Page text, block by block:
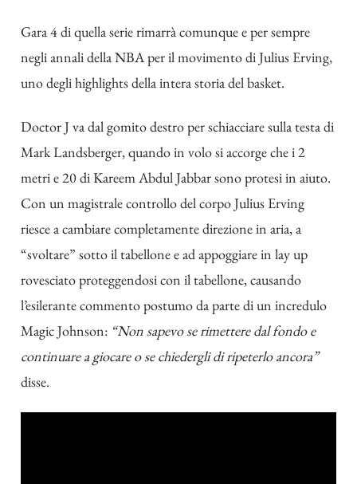
Gara 4 di quella serie rimarrà comunque e per sempre
negli annali della NBA per il movimento di Julius Erving,
uno degli highlights della intera storia del basket.
Doctor J va dal gomito destro per schiacciare sulla testa di
Mark Landsberger, quando in volo si accorge che i 2
metri e 20 di Kareem Abdul Jabbar sono protesi in aiuto.
Con un magistrale controllo del corpo Julius Erving
riesce a cambiare completamente direzione in aria, a
“svoltare” sotto il tabellone e ad appoggiare in lay up
rovesciato proteggendosi con il tabellone, causando
l’esilerante commento postumo da parte di un incredulo
Magic Johnson: “Non sapevo se rimettere dal fondo e
continuare a giocare o se chiedergli di ripeterlo ancora”
disse.